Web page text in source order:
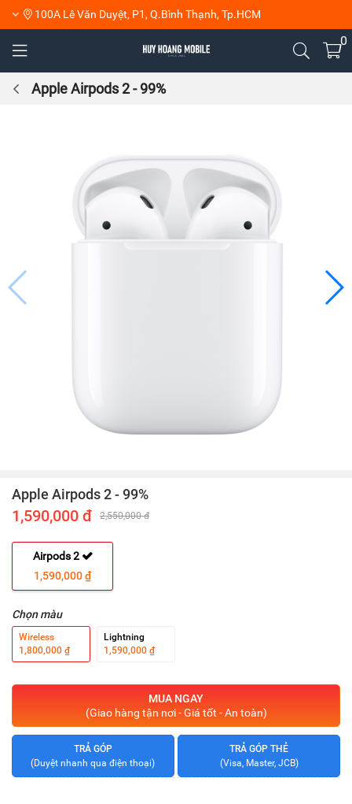
100A Lê Văn Duyệt, P1, Q.Bình Thạnh, Tp.HCM
0
Apple Airpods 2 - 99%
Apple Airpods 2 - 99%
1,590,000 đ 2,550,000 đ
Airpods 2
1,590,000 ₫
Chọn màu
Wireless
1,800,000 ₫
Lightning
1,590,000 ₫
MUA NGAY
(Giao hàng tận nơi - Giá tốt - An toàn)
TRẢ GÓP
(Duyệt nhanh qua điện thoại)
TRẢ GÓP THẺ
(Visa, Master, JCB)